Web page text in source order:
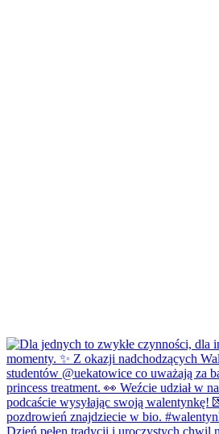
Dzień pełen tradycji i uroczystych chwil